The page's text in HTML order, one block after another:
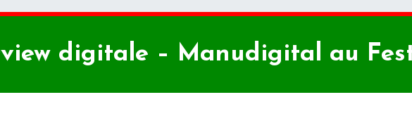
digitale – Manudigital au